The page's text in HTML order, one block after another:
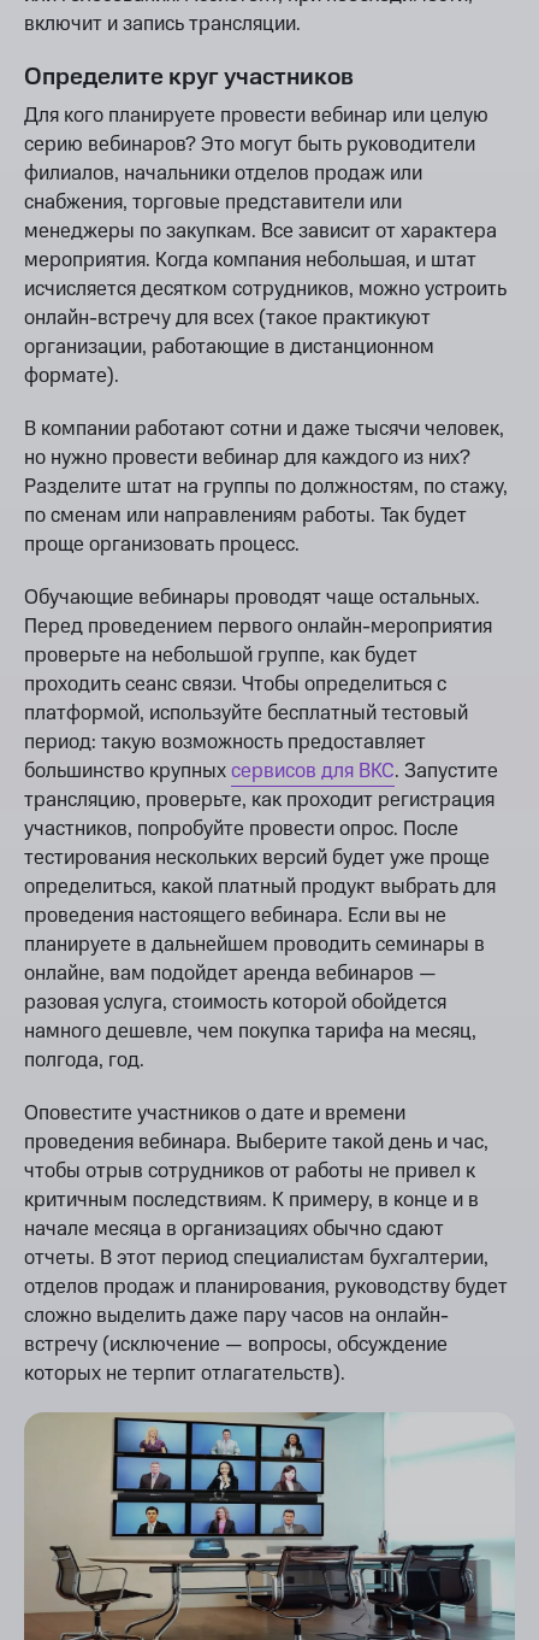
включит и запись трансляции.
Определите круг участников
Для кого планируете провести вебинар или целую
серию вебинаров? Это могут быть руководители
филиалов, начальники отделов продаж или
снабжения, торговые представители или
менеджеры по закупкам. Все зависит от характера
мероприятия. Когда компания небольшая, и штат
исчисляется десятком сотрудников, можно устроить
онлайн-встречу для всех (такое практикуют
организации, работающие в дистанционном
формате).
В компании работают сотни и даже тысячи человек,
но нужно провести вебинар для каждого из них?
Разделите штат на группы по должностям, по стажу,
по сменам или направлениям работы. Так будет
проще организовать процесс.
Обучающие вебинары проводят чаще остальных.
Перед проведением первого онлайн-мероприятия
проверьте на небольшой группе, как будет
проходить сеанс связи. Чтобы определиться с
платформой, используйте бесплатный тестовый
период: такую возможность предоставляет
большинство крупныхсервисов для ВКС. Запустите
трансляцию, проверьте, как проходит регистрация
участников, попробуйте провести опрос. После
тестирования нескольких версий будет уже проще
определиться, какой платный продукт выбрать для
проведения настоящего вебинара. Если вы не
планируете в дальнейшем проводить семинары в
онлайне, вам подойдет аренда вебинаров —
разовая услуга, стоимость которой обойдется
намного дешевле, чем покупка тарифа на месяц,
полгода, год.
Оповестите участников о дате и времени
проведения вебинара. Выберите такой день и час,
чтобы отрыв сотрудников от работы не привел к
критичным последствиям. К примеру, в конце и в
начале месяца в организациях обычно сдают
отчеты. В этот период специалистам бухгалтерии,
отделов продаж и планирования, руководству будет
сложно выделить даже пару часов на онлайн-
встречу (исключение — вопросы, обсуждение
которых не терпит отлагательств).